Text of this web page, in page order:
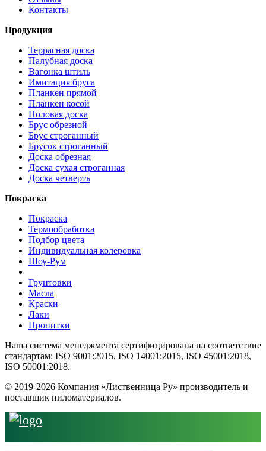
Контакты
Продукция
Террасная доска
Палубная доска
Вагонка штиль
Имитация бруса
Планкен прямой
Планкен косой
Половая доска
Брус обрезной
Брус строганный
Брусок строганный
Доска обрезная
Доска сухая строганная
Доска четверть
Покраска
Покраска
Термообработка
Подбор цвета
Индивидуальная колеровка
Шоу-Рум
Грунтовки
Масла
Краски
Лаки
Пропитки
Наша система менеджмента сертифицирована на соответствие
стандартам: ISO 9001:2015, ISO 14001:2015, ISO 45001:2018,
ISO 50001:2018.
© 2019-2026 Компания «Лиственница Ру» производитель и
поставщик пиломатериалов.